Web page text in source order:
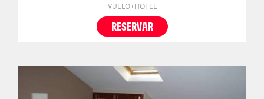
VUELO+HOTEL
RESERVAR